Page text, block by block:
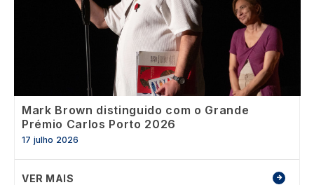
Mark Brown distinguido com o Grande
Prémio Carlos Porto 2026
17 julho 2026
VER MAIS